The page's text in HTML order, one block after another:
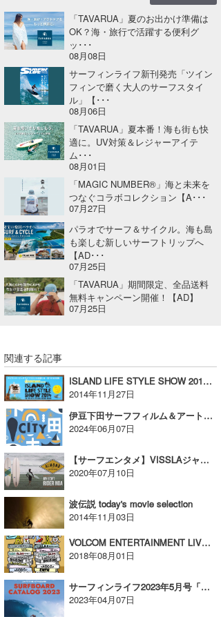
「TAVARUA」夏のお出かけ準備は
OK？海・旅行で活躍する便利グ
ッ･･･
08月08日
サーフィンライフ新刊発売「ツイン
フィンで磨く大人のサーフスタイ
ル」【･･･
08月06日
「TAVARUA」夏本番！海も街も快
適に。UV対策＆レジャーアイテ
ム･･･
08月01日
「MAGIC NUMBER®」海と未来を
つなぐコラボコレクション【A･･･
07月27日
パラオでサーフ＆サイクル。海も島
も楽しむ新しいサーフトリップへ
【AD･･･
07月25日
「TAVARUA」期間限定、全品送料
無料キャンペーン開催！【AD】
07月25日
関連する記事
ISLAND LIFE STYLE SHOW 2014 12/13（土）14（日）の二日間、横浜大桟橋ホール
2014年11月27日
伊豆下田サーフフィルム＆アートショー2024開催【AD】
2024年06月07日
【サーフエンタメ】VISSLAジャパンチームの湘南出身の石井乃亜プロが小波をミッドレングスでフーリーサーフィン！
2020年07月10日
波伝説 today's movie selection
2014年11月03日
VOLCOM ENTERTAINMENT LIVE VOL.10 @大阪/東京を開催！【AD】
2018年08月01日
サーフィンライフ2023年5月号「カットバック」を大澤伸幸プロが指南！【AD】
2023年04月07日
wanda
予報士 hiro.
banpaku
Mr.K
chappy
Romisea